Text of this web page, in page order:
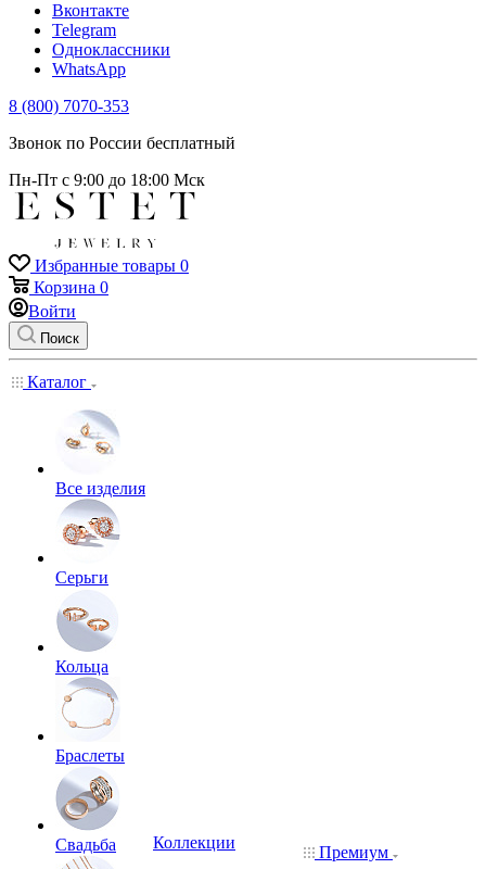
Вконтакте
Telegram
Одноклассники
WhatsApp
8 (800) 7070-353
Звонок по России бесплатный
Пн-Пт с 9:00 до 18:00 Мск
Избранные товары 0
Корзина 0
Войти
Поиск
Каталог
Все изделия
Серьги
Кольца
Браслеты
Свадьба
Коллекции
Премиум